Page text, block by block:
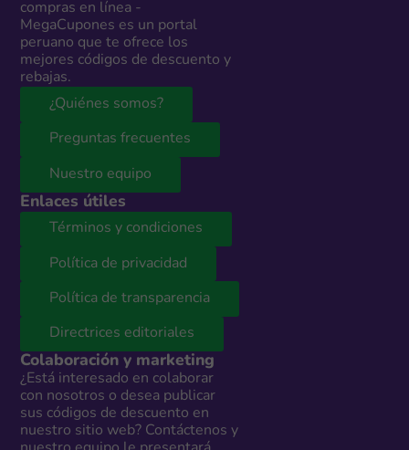
compras en línea -
MegaCupones es un portal
peruano que te ofrece los
mejores códigos de descuento y
rebajas.
¿Quiénes somos?
Preguntas frecuentes
Nuestro equipo
Enlaces útiles
Términos y condiciones
Política de privacidad
Política de transparencia
Directrices editoriales
Colaboración y marketing
¿Está interesado en colaborar
con nosotros o desea publicar
sus códigos de descuento en
nuestro sitio web? Contáctenos y